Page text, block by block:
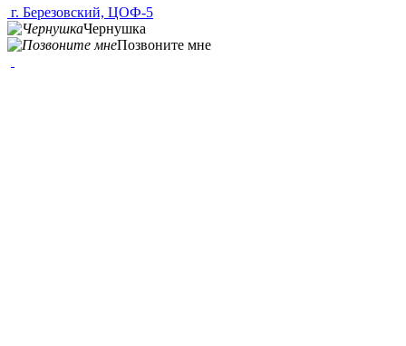
г. Березовский, ЦОФ-5
Чернушка
Позвоните мне